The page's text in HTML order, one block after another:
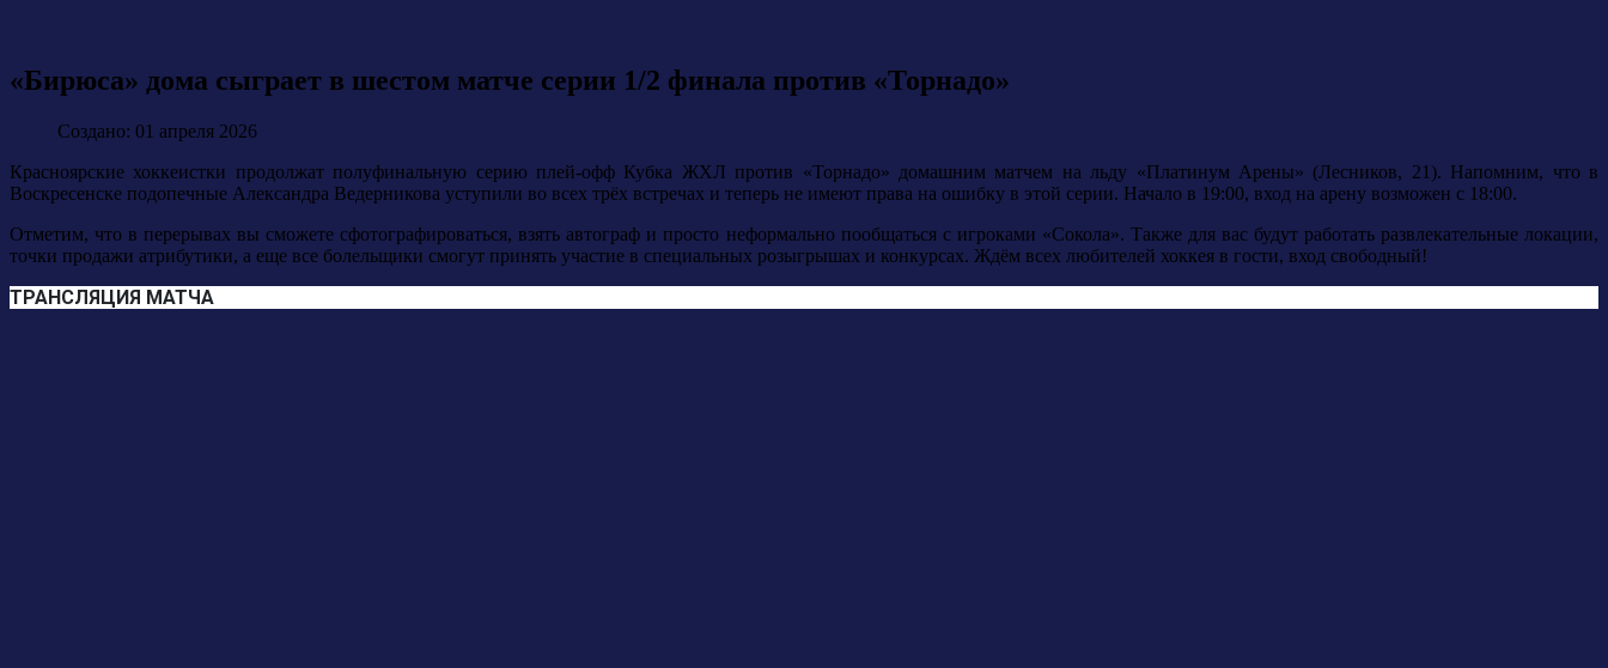
«Бирюса» дома сыграет в шестом матче серии 1/2 финала против «Торнадо»
Создано: 01 апреля 2026
Красноярские хоккеистки продолжат полуфинальную серию плей-офф Кубка ЖХЛ против «Торнадо» домашним матчем на льду «Платинум Арены» (Лесников, 21). Напомним, что в
Воскресенске подопечные Александра Ведерникова уступили во всех трёх встречах и теперь не имеют права на ошибку в этой серии. Начало в 19:00, вход на арену возможен с 18:00.
Отметим, что в перерывах вы сможете сфотографироваться, взять автограф и просто неформально пообщаться с игроками «Сокола». Также для вас будут работать развлекательные локации,
точки продажи атрибутики, а еще все болельщики смогут принять участие в специальных розыгрышах и конкурсах. Ждём всех любителей хоккея в гости, вход свободный!
ТРАНСЛЯЦИЯ МАТЧА